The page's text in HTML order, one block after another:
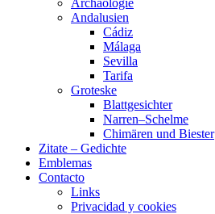
Archäologie
Andalusien
Cádiz
Málaga
Sevilla
Tarifa
Groteske
Blattgesichter
Narren–Schelme
Chimären und Biester
Zitate – Gedichte
Emblemas
Contacto
Links
Privacidad y cookies